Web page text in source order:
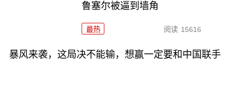
鲁塞尔被逼到墙角
最热 阅读 15616
暴风来袭，这局决不能输，想赢一定要和中国联手